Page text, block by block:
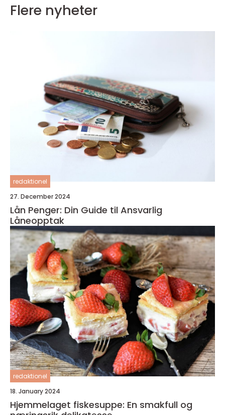
Flere nyheter
redaktionel
27. December 2024
Lån Penger: Din Guide til Ansvarlig
Låneopptak
redaktionel
18. January 2024
Hjemmelaget fiskesuppe: En smakfull og